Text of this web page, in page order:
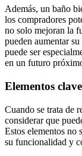
Además, un baño
los compradores
no solo mejoran la
pueden aumentar
puede ser
en un futuro
Elementos
Cuando se trata de
considerar que
Estos elementos no
su funcionalidad y